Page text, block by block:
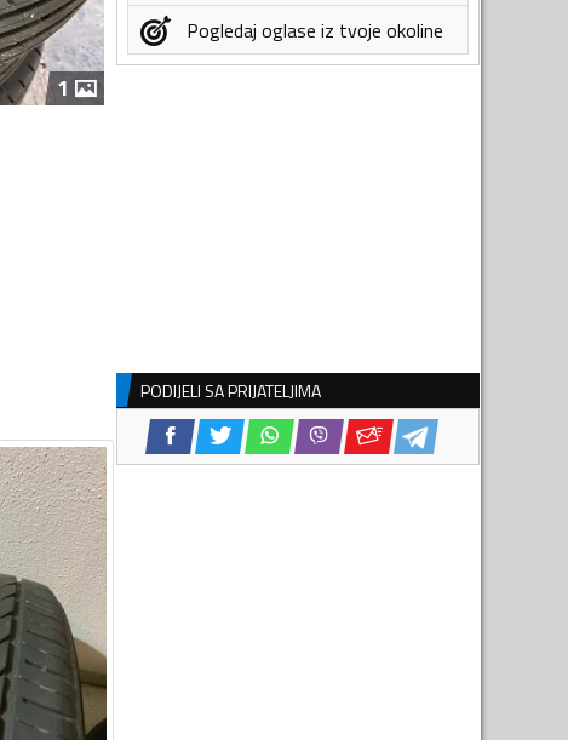
1
Pogledaj oglase iz tvoje okoline
PODIJELI SA PRIJATELJIMA